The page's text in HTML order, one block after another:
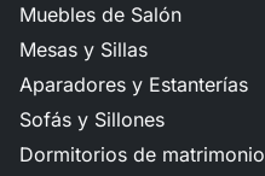
Muebles de Salón
Mesas y Sillas
Aparadores y Estanterías
Sofás y Sillones
Dormitorios de matrimonio